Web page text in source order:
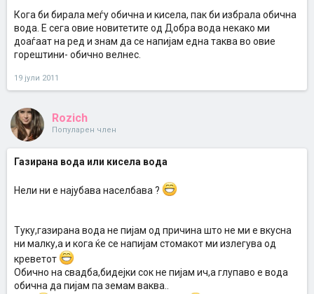
Кога би бирала меѓу обична и кисела, пак би избрала обична
вода. Е сега овие новитетите од Добра вода некако ми
доаѓаат на ред и знам да се напијам една таква во овие
горештини- обично велнес.
19 јули 2011
Rozich
Популарен член
Газирана вода или кисела вода
Нели ни е најубава населбава ?
Туку,газирана вода не пијам од причина што не ми е вкусна
ни малку,а и кога ќе се напијам стомакот ми излегува од
креветот
Обично на свадба,бидејки сок не пијам ич,а глупаво е вода
обична да пијам па земам ваква..